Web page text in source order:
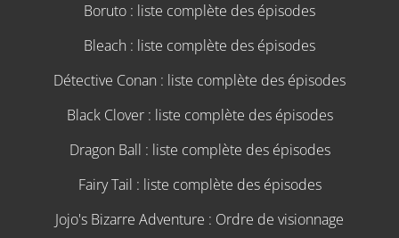
Boruto : liste complète des épisodes
Bleach : liste complète des épisodes
Détective Conan : liste complète des épisodes
Black Clover : liste complète des épisodes
Dragon Ball : liste complète des épisodes
Fairy Tail : liste complète des épisodes
Jojo's Bizarre Adventure : Ordre de visionnage